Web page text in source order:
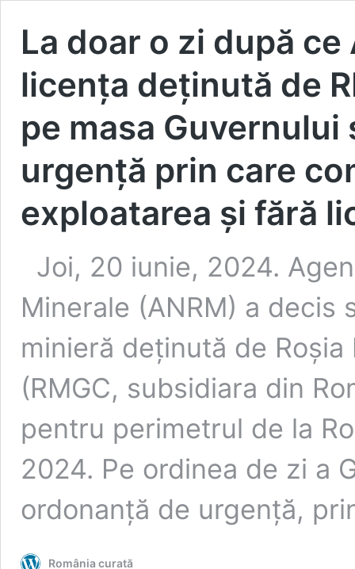
La doar o zi după
licența deținută de
pe masa
urgență prin care
exploatarea și fără
Joi, 20 iunie, 2024.
Minerale (ANRM) a decis
minieră deținută de
(RMGC, subsidiara din
pentru perimetrul de la
2024. Pe ordinea de zi a
ordonanță de urgență,
România curată